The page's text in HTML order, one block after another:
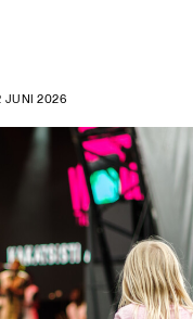
JUNI 2026